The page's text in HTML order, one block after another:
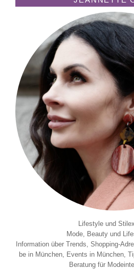
Lifestyle und
Mode, Beauty und
Information über Trends, Shopping-
be in München, Events in München,
Beratung für